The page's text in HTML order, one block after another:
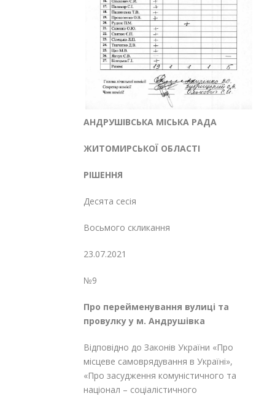
АНДРУШІВСЬКА МІСЬКА РАДА
ЖИТОМИРСЬКОЇ ОБЛАСТІ
РІШЕННЯ
Десята сесія
Восьмого скликання
23.07.2021
№9
Про перейменування вулиці та
провулку у м. Андрушівка
Відповідно до Законів України «Про
місцеве самоврядування в Україні»,
«Про засудження комуністичного та
націонал – соціалістичного